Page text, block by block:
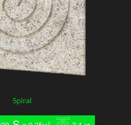
Spiral